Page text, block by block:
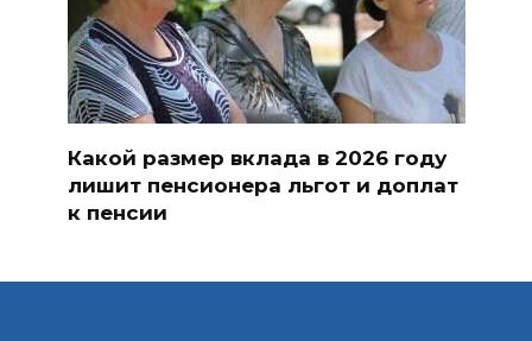
Какой размер вклада в 2026 году
лишит пенсионера льгот и доплат
к пенсии